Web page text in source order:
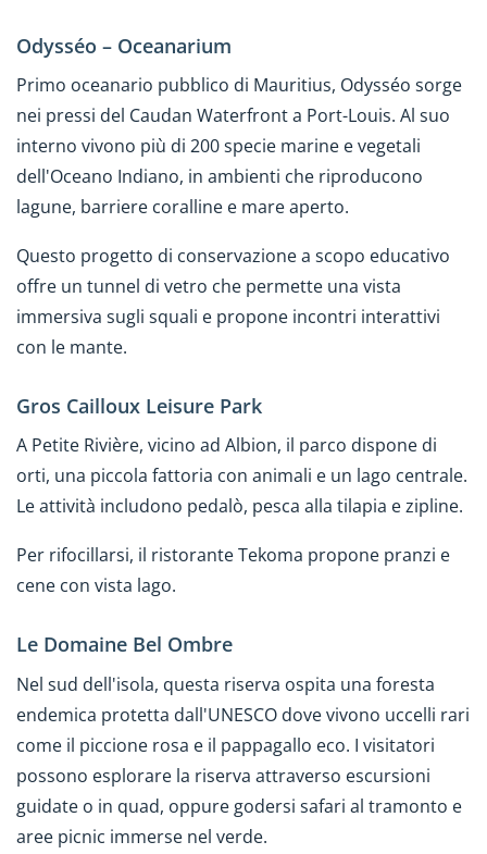
Odysséo – Oceanarium
Primo oceanario pubblico di Mauritius, Odysséo sorge
nei pressi del Caudan Waterfront a Port-Louis. Al suo
interno vivono più di 200 specie marine e vegetali
dell'Oceano Indiano, in ambienti che riproducono
lagune, barriere coralline e mare aperto.
Questo progetto di conservazione a scopo educativo
offre un tunnel di vetro che permette una vista
immersiva sugli squali e propone incontri interattivi
con le mante.
Gros Cailloux Leisure Park
A Petite Rivière, vicino ad Albion, il parco dispone di
orti, una piccola fattoria con animali e un lago centrale.
Le attività includono pedalò, pesca alla tilapia e zipline.
Per rifocillarsi, il ristorante Tekoma propone pranzi e
cene con vista lago.
Le Domaine Bel Ombre
Nel sud dell'isola, questa riserva ospita una foresta
endemica protetta dall'UNESCO dove vivono uccelli rari
come il piccione rosa e il pappagallo eco. I visitatori
possono esplorare la riserva attraverso escursioni
guidate o in quad, oppure godersi safari al tramonto e
aree picnic immerse nel verde.